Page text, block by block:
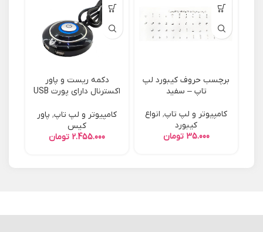
برچسب حروف کیبورد لپ
تاپ – سفید
کامپیوتر و لپ تاپ, انواع
کیبورد
تومان
دکمه ریست و پاور
اکسترنال دارای پورت USB
کامپیوتر و لپ تاپ, پاور
کیس
تومان